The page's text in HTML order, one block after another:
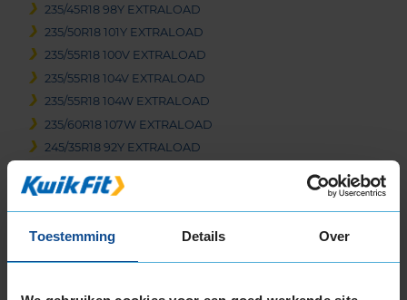
Toestemming Details Over
235/45R18 98Y EXTRALOAD
235/50R18 101Y EXTRALOAD
235/55R18 100V EXTRALOAD
235/55R18 104V EXTRALOAD
235/55R18 104W EXTRALOAD
235/60R18 107W EXTRALOAD
245/35R18 92Y EXTRALOAD
245/40R18 97Y EXTRALOAD
245/45R18 100Y EXTRALOAD
245/50R18 104H EXTRALOAD
245/50R18 104Y EXTRALOAD